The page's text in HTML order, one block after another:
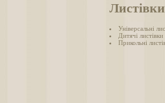
Універсальні
Дитячі
Прикольні